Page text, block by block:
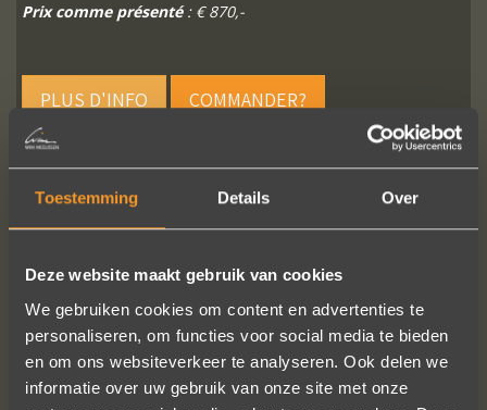
Toestemming Details Over
Deze website maakt gebruik van cookies
We gebruiken cookies om content en advertenties te
personaliseren, om functies voor social media te bieden
en om ons websiteverkeer te analyseren. Ook delen we
informatie over uw gebruik van onze site met onze
Prix comme présenté: € 870,-
PLUS D'INFO COMMANDER?
SUIVEZ-NOUS SUR LES MÉDIAS SOCIAUX